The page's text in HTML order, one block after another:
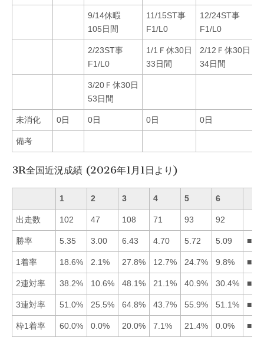
9/14休暇
105日間
11/15ST事
F1/L0
12/24ST事
F1/L0
2/23ST事
F1/L0
1/1Ｆ休30日
33日間
2/12Ｆ休30日
34日間
3/20Ｆ休30日
53日間
未消化 0日 0日 0日 0日
備考
3R全国近況成績 (2026年1月1日より)
1 2 3 4 5 6
出走数 102 47 108 71 93 92
勝率 5.35 3.00 6.43 4.70 5.72 5.09
1着率 18.6% 2.1% 27.8% 12.7% 24.7% 9.8%
2連対率 38.2% 10.6% 48.1% 21.1% 40.9% 30.4%
3連対率 51.0% 25.5% 64.8% 43.7% 55.9% 51.1%
枠1着率 60.0% 0.0% 20.0% 7.1% 21.4% 0.0%